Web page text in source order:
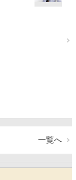
一覧へ